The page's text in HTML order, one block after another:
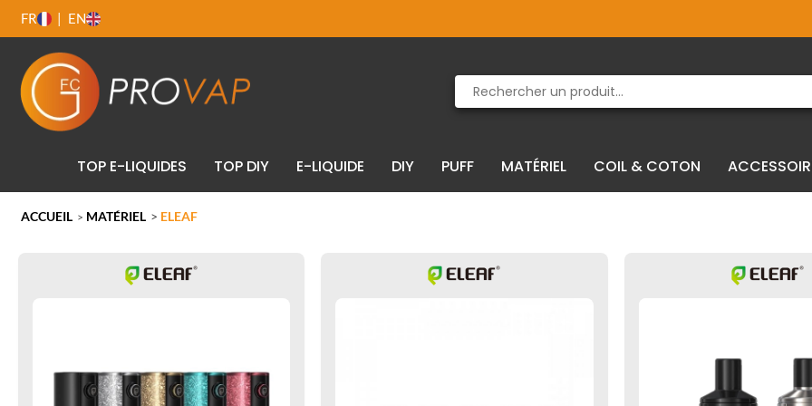
FR EN
TOP E-LIQUIDES TOP DIY E-LIQUIDE DIY PUFF MATÉRIEL COIL & COTON
ACCUEIL > MATÉRIEL > ELEAF